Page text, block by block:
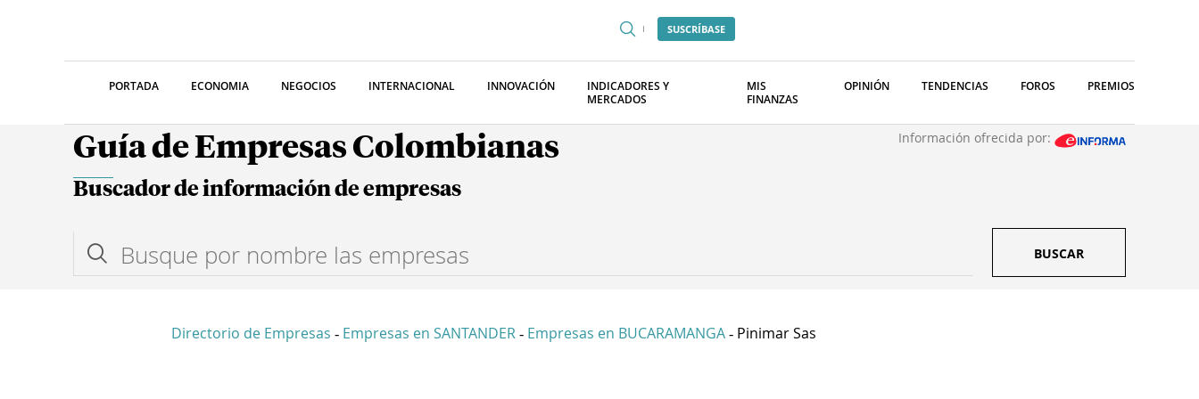
SUSCRÍBASE
PORTADA ECONOMIA NEGOCIOS INTERNACIONAL INNOVACIÓN
INDICADORES Y
MERCADOS
MIS
FINANZAS
OPINIÓN TENDENCIAS FOROS PREMIOS
Guía de Empresas Colombianas Información ofrecida por:
Buscador de información de empresas
BUSCAR
Directorio de Empresas - Empresas en SANTANDER - Empresas en BUCARAMANGA - Pinimar Sas